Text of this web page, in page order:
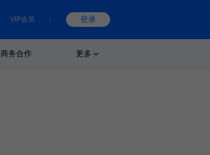
VIP会员 登录
商务合作 更多